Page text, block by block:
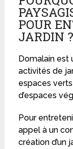
POUR
JARDIN ?
Domalain est
activités de
espaces
d’espaces
Pour
appel à un
création d’un